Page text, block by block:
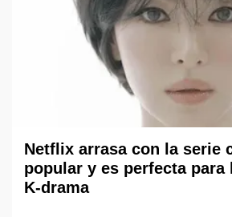
Netflix arrasa con la serie
popular y es perfecta para
K-drama